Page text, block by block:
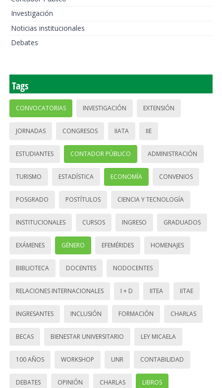
Investigación
Noticias institucionales
Debates
Tags
CONVOCATORIAS INVESTIGACIÓN EXTENSIÓN
JORNADAS CONGRESOS IIATA IIE
ESTUDIANTES CONTADOR PÚBLICO ADMINISTRACIÓN
TURISMO ESTADÍSTICA ECONOMÍA CONVENIOS
POSGRADO POSTÍTULOS CIENCIA Y TECNOLOGÍA
INSTITUCIONALES CURSOS INGRESO GRADUADOS
EXÁMENES GÉNERO EFEMÉRIDES HOMENAJES
BIBLIOTECA DOCENTES NODOCENTES
RELACIONES INTERNACIONALES I + D IITEA IITAE
INGRESANTES INCLUSIÓN FORMACIÓN CHARLAS
BECAS BIENESTAR UNIVERSITARIO LEY MICAELA
100 AÑOS WORKSHOP UNR CONTABILIDAD
DEBATES OPINIÓN CHARLAS LIBROS